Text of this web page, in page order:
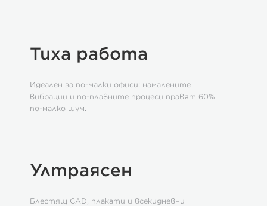
Тиха работа
Идеален за по-малки офиси: намалените
вибрации и по-плавните процеси правят 60%
по-малко шум.
Ултраясен
Блестящ CAD, плакати и всекидневни